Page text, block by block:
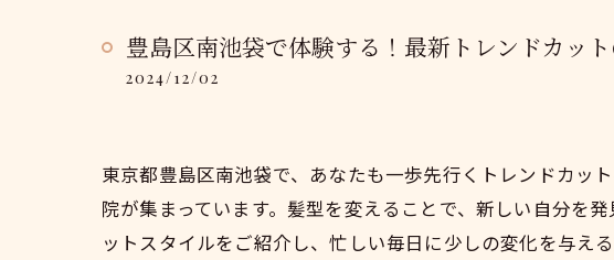
豊島区南池袋で体験する！最新トレンドカッ
2024/12/02
東京都豊島区南池袋で、あなたも一歩先行くトレンドカッ
院が集まっています。髪型を変えることで、新しい自分を
ットスタイルをご紹介し、忙しい毎日に少しの変化を与える